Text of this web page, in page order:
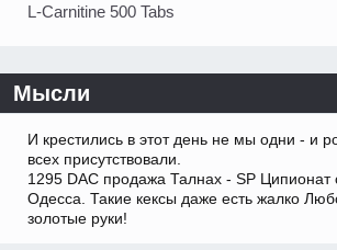
L-Carnitine 500 Tabs
Мысли
И крестились в этот день не мы одни - и
всех присутствовали.
1295 DAC продажа Талнах - SP Ципионат
Одесса. Такие кексы даже есть жалко
золотые руки!